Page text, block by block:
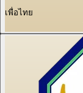
เพื่อไทย